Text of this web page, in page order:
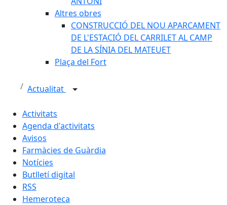
Altres obres
CONSTRUCCIÓ DEL NOU APARCAMENT
DE L'ESTACIÓ DEL CARRILET AL CAMP
DE LA SÍNIA DEL MATEUET
Plaça del Fort
Actualitat
Activitats
Agenda d'activitats
Avisos
Farmàcies de Guàrdia
Notícies
Butlletí digital
RSS
Hemeroteca